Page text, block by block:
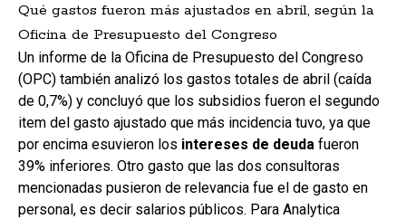
Qué gastos fueron más ajustados en abril, según la
Oficina de Presupuesto del Congreso
Un informe de la Oficina de Presupuesto del Congreso
(OPC) también analizó los gastos totales de abril (caída
de 0,7%) y concluyó que los subsidios fueron el segundo
item del gasto ajustado que más incidencia tuvo, ya que
por encima esuvieron los intereses de deuda fueron
39% inferiores. Otro gasto que las dos consultoras
mencionadas pusieron de relevancia fue el de gasto en
personal, es decir salarios públicos. Para Analytica